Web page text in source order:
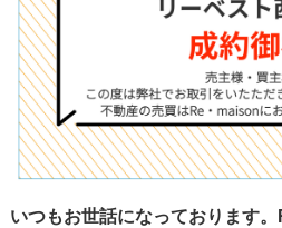
いつもお世話になっております